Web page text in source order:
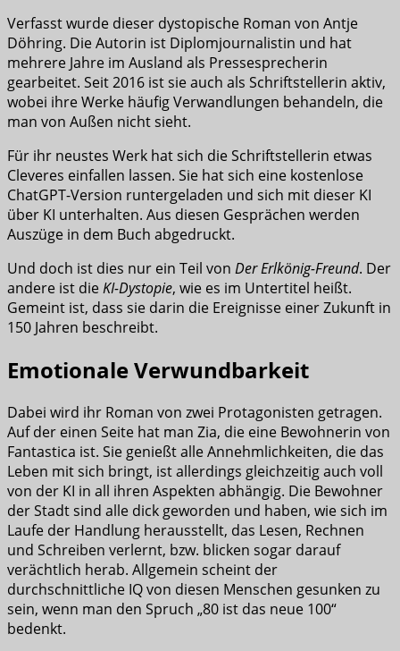
Verfasst wurde dieser dystopische Roman von Antje
Döhring. Die Autorin ist Diplomjournalistin und hat
mehrere Jahre im Ausland als Pressesprecherin
gearbeitet. Seit 2016 ist sie auch als Schriftstellerin aktiv,
wobei ihre Werke häufig Verwandlungen behandeln, die
man von Außen nicht sieht.
Für ihr neustes Werk hat sich die Schriftstellerin etwas
Cleveres einfallen lassen. Sie hat sich eine kostenlose
ChatGPT-Version runtergeladen und sich mit dieser KI
über KI unterhalten. Aus diesen Gesprächen werden
Auszüge in dem Buch abgedruckt.
Und doch ist dies nur ein Teil von Der Erlkönig-Freund. Der
andere ist dieKI-Dystopie, wie es im Untertitel heißt.
Gemeint ist, dass sie darin die Ereignisse einer Zukunft in
150 Jahren beschreibt.
Emotionale Verwundbarkeit
Dabei wird ihr Roman von zwei Protagonisten getragen.
Auf der einen Seite hat man Zia, die eine Bewohnerin von
Fantastica ist. Sie genießt alle Annehmlichkeiten, die das
Leben mit sich bringt, ist allerdings gleichzeitig auch voll
von der KI in all ihren Aspekten abhängig. Die Bewohner
der Stadt sind alle dick geworden und haben, wie sich im
Laufe der Handlung herausstellt, das Lesen, Rechnen
und Schreiben verlernt, bzw. blicken sogar darauf
verächtlich herab. Allgemein scheint der
durchschnittliche IQ von diesen Menschen gesunken zu
sein, wenn man den Spruch „80 ist das neue 100“
bedenkt.